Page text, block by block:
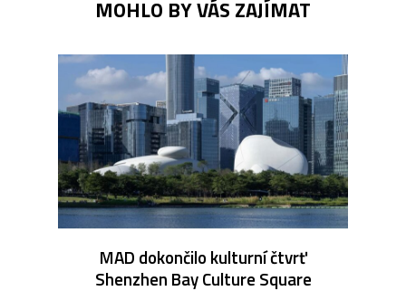
MOHLO BY VÁS ZAJÍMAT
MAD dokončilo kulturní čtvrť
Shenzhen Bay Culture Square